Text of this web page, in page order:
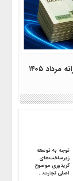
۶ میلیون تومانی‌ها بخوانند | زمان واریز یارانه مرداد ۱۴۰۵
توجه به توسعه
زیرساخت‌های
کریدوری موضوع
اصلی تجارت...